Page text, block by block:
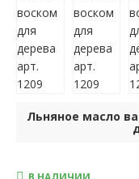
воском,
масло
воском
Льняное масло